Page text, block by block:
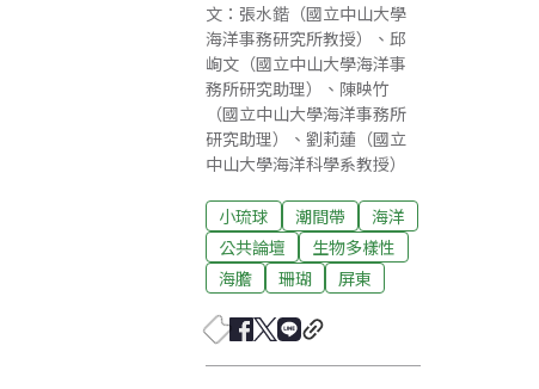
文：張水鍇（國立中山大學
海洋事務研究所教授）、邱
峋文（國立中山大學海洋事
務所研究助理）、陳映竹
（國立中山大學海洋事務所
研究助理）、劉莉蓮（國立
中山大學海洋科學系教授）
小琉球 潮間帶
海洋
公共論壇
生物多樣性
海膽
珊瑚 屏東